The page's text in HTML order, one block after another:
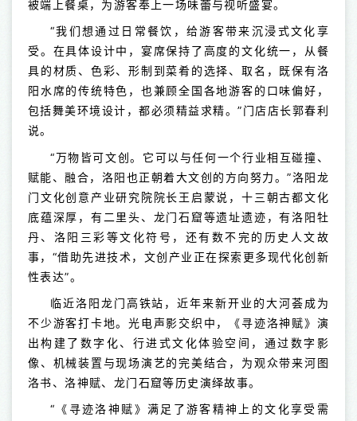
被端上餐桌，为游客奉上一场味蕾与视听盛宴。
“我们想通过日常餐饮，给游客带来沉浸式文化享
受。在具体设计中，宴席保持了高度的文化统一，从餐
具的材质、色彩、形制到菜肴的选择、取名，既保有洛
阳水席的传统特色，也兼顾全国各地游客的口味偏好，
包括舞美环境设计，都必须精益求精。”门店店长郭春利
说。
“万物皆可文创。它可以与任何一个行业相互碰撞、
赋能、融合，洛阳也正朝着大文创的方向努力。”洛阳龙
门文化创意产业研究院院长王启蒙说，十三朝古都文化
底蕴深厚，有二里头、龙门石窟等遗址遗迹，有洛阳牡
丹、洛阳三彩等文化符号，还有数不完的历史人文故
事，“借助先进技术，文创产业正在探索更多现代化创新
性表达”。
临近洛阳龙门高铁站，近年来新开业的大河荟成为
不少游客打卡地。光电声影交织中，《寻迹洛神赋》演
出构建了数字化、行进式文化体验空间，通过数字影
像、机械装置与现场演艺的完美结合，为观众带来河图
洛书、洛神赋、龙门石窟等历史演绎故事。
“《寻迹洛神赋》满足了游客精神上的文化享受需